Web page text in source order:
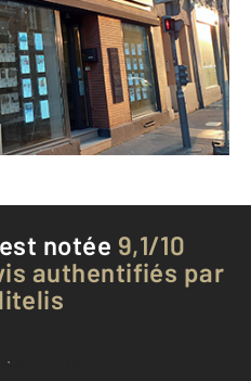
- 76000
un message
à l'agence
notée 9,1/10
authentifiés par
avis clients